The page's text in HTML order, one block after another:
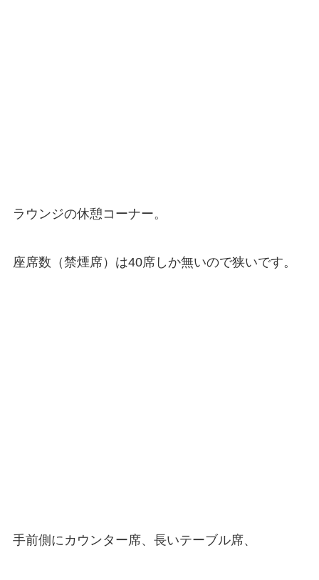
ラウンジの休憩コーナー。
座席数（禁煙席）は40席しか無いので狭いです。
手前側にカウンター席、長いテーブル席、